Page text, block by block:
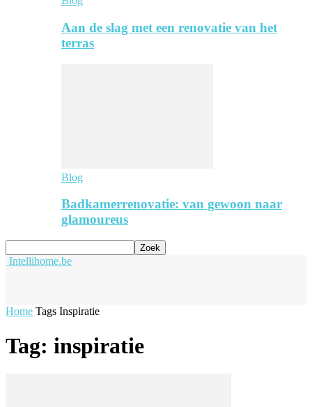
Aan de slag met een renovatie van het
terras
Blog
Badkamerrenovatie: van gewoon naar
glamoureus
Intellihome.be
Home Tags Inspiratie
Tag: inspiratie